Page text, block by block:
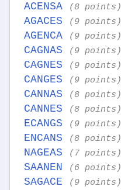
ACENSA (8 points)
AGACES (9 points)
AGENCA (9 points)
CAGNAS (9 points)
CAGNES (9 points)
CANGES (9 points)
CANNAS (8 points)
CANNES (8 points)
ECANGS (9 points)
ENCANS (8 points)
NAGEAS (7 points)
SAANEN (6 points)
SAGACE (9 points)